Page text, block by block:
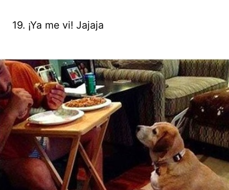
19. ¡Ya me vi! Jajaja